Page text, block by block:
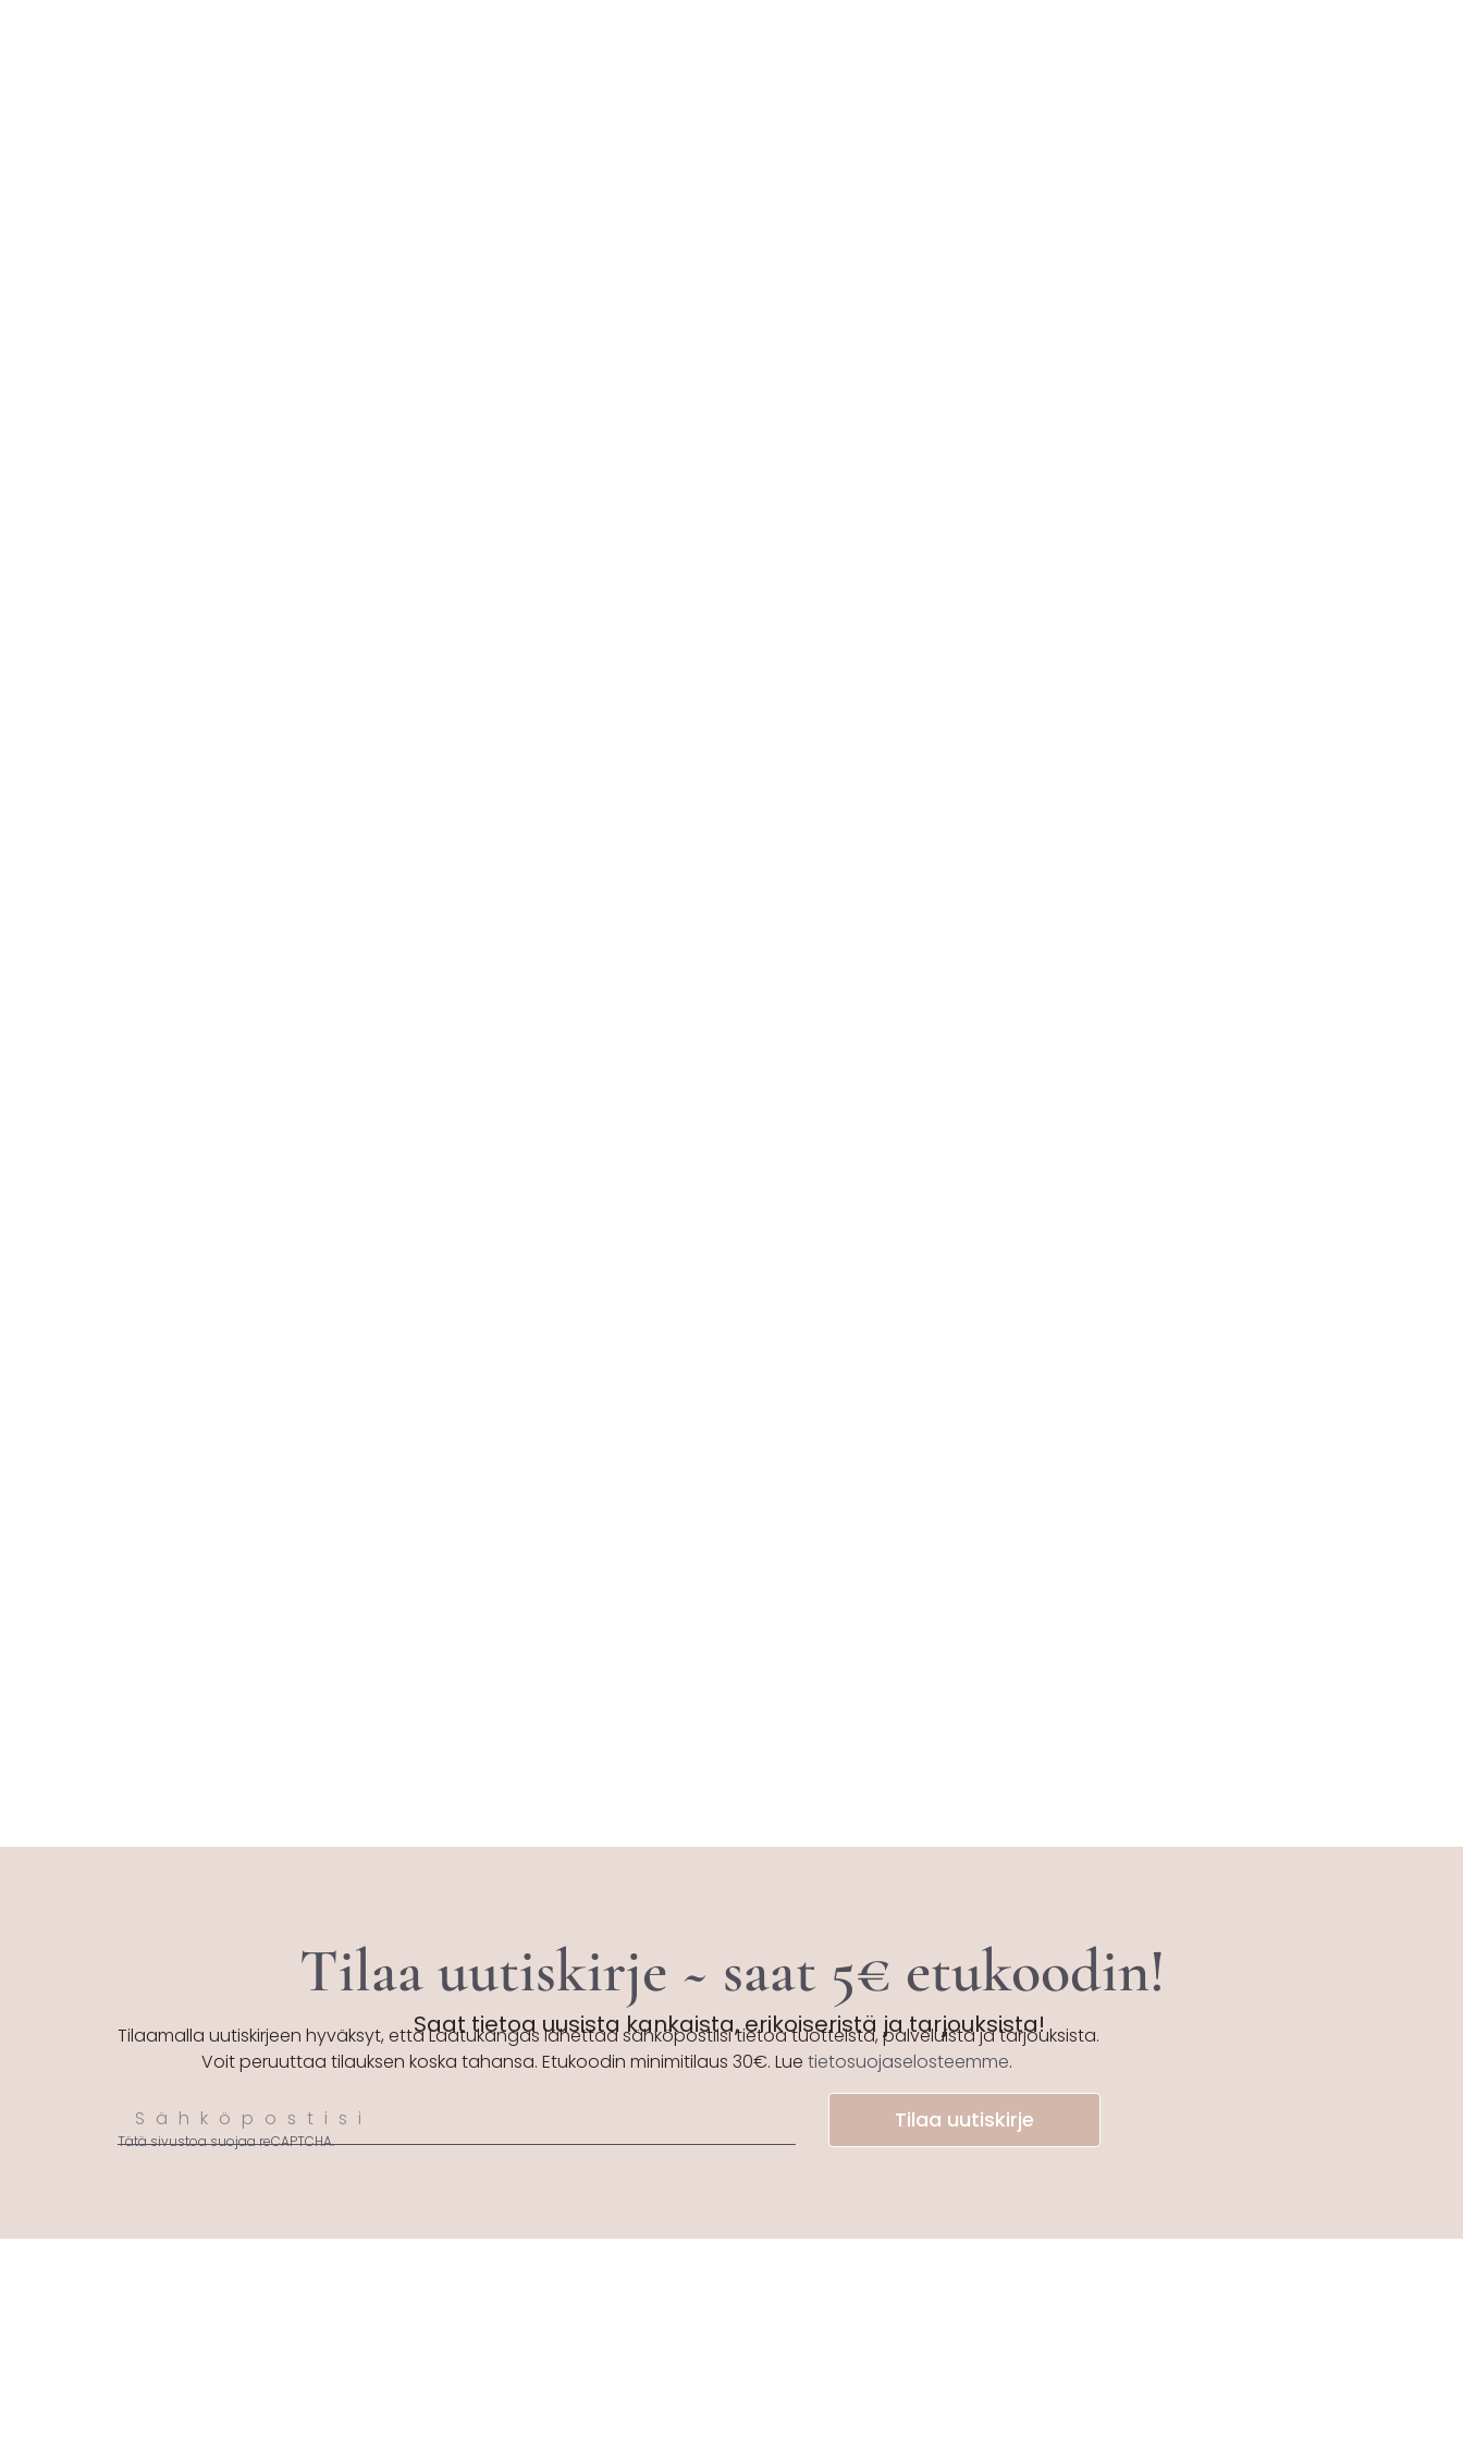
Tilaa uutiskirje ~ saat 5€ etukoodin!
Saat tietoa uusista kankaista, erikoiseristä ja tarjouksista!
Tilaamalla uutiskirjeen hyväksyt, että Laatukangas lähettää sähköpostiisi tietoa tuotteista, palveluista ja tarjouksista.
Voit peruuttaa tilauksen koska tahansa. Etukoodin minimitilaus 30€. Lue tietosuojaselosteemme.
Tilaa uutiskirje
Tätä sivustoa suojaa reCAPTCHA.